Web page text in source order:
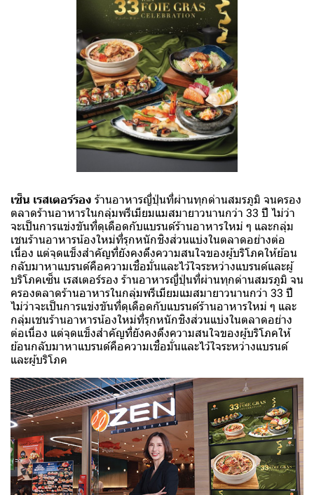
เซ็น เรสเตอร์รอง ร้านอาหารญี่ปุ่นที่ผ่านทุกด่านสมรภูมิ จนครอง
ตลาดร้านอาหารในกลุ่มพรีเมียมแมสมายาวนานกว่า 33 ปี ไม่ว่า
จะเป็นการแข่งขันที่ดุเดือดกับแบรนด์ร้านอาหารใหม่ ๆ และกลุ่ม
เชนร้านอาหารน้องใหม่ที่รุกหนักชิงส่วนแบ่งในตลาดอย่างต่อ
เนื่อง แต่จุดแข็งสำคัญที่ยังคงดึงความสนใจของผู้บริโภคให้ย้อน
กลับมาหาแบรนด์คือความเชื่อมั่นและไว้ใจระหว่างแบรนด์และผู้
บริโภคเซ็น เรสเตอร์รอง ร้านอาหารญี่ปุ่นที่ผ่านทุกด่านสมรภูมิ จน
ครองตลาดร้านอาหารในกลุ่มพรีเมียมแมสมายาวนานกว่า 33 ปี
ไม่ว่าจะเป็นการแข่งขันที่ดุเดือดกับแบรนด์ร้านอาหารใหม่ ๆ และ
กลุ่มเชนร้านอาหารน้องใหม่ที่รุกหนักชิงส่วนแบ่งในตลาดอย่าง
ต่อเนื่อง แต่จุดแข็งสำคัญที่ยังคงดึงความสนใจของผู้บริโภคให้
ย้อนกลับมาหาแบรนด์คือความเชื่อมั่นและไว้ใจระหว่างแบรนด์
และผู้บริโภค